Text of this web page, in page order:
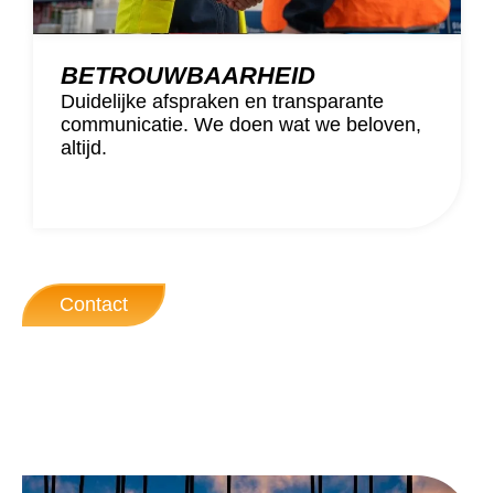
BETROUWBAARHEID
Duidelijke afspraken en transparante
communicatie. We doen wat we beloven,
altijd.
Contact